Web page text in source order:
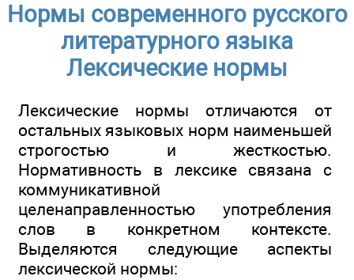
Нормы современного русского
литературного языка
Лексические нормы
Лексические нормы отличаются от
остальных языковых норм наименьшей
строгостью и жесткостью.
Нормативность в лексике связана с
коммуникативной
целенаправленностью употребления
слов в конкретном контексте.
Выделяются следующие аспекты
лексической нормы: